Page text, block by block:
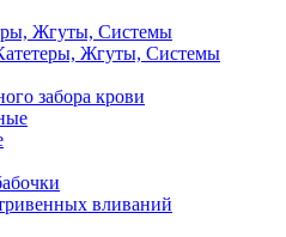
Жгуты, Системы
Жгуты, Системы
забора крови
вливаний